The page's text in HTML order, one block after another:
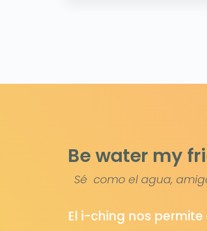
Be water my
Sé como el agua,
El i-ching nos